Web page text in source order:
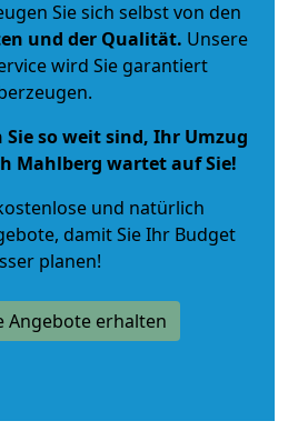
Sie sich selbst von den
und der Qualität. Unsere
wird Sie garantiert
so weit sind, Ihr Umzug
Mahlberg wartet auf Sie!
und natürlich
, damit Sie Ihr Budget
planen!
Angebote erhalten